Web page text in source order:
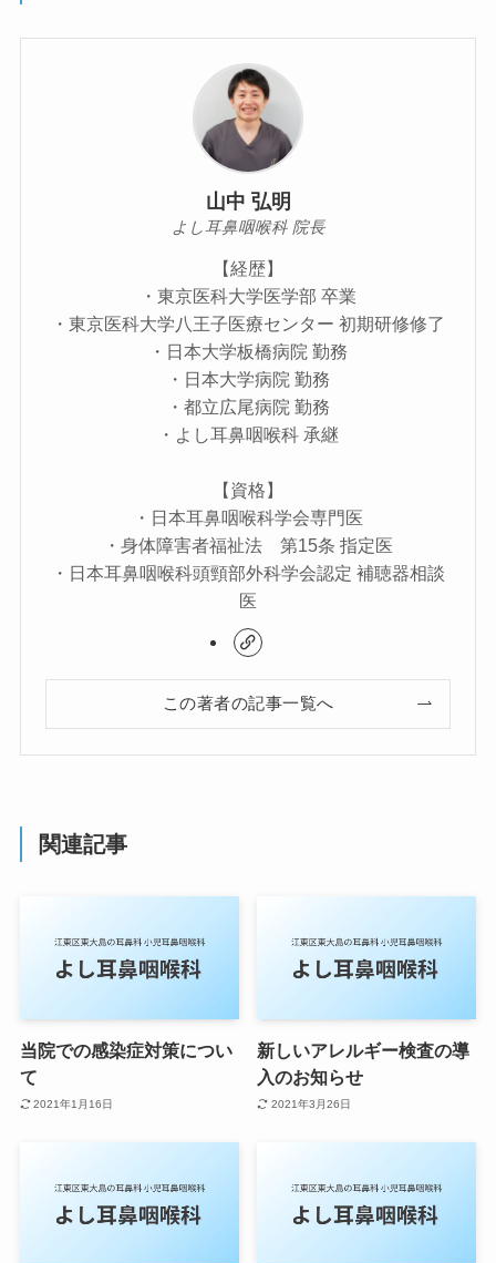
山中 弘明
よし耳鼻咽喉科 院長
【経歴】
・東京医科大学医学部 卒業
・東京医科大学八王子医療センター 初期研修修了
・日本大学板橋病院 勤務
・日本大学病院 勤務
・都立広尾病院 勤務
・よし耳鼻咽喉科 承継
【資格】
・日本耳鼻咽喉科学会専門医
・身体障害者福祉法 第15条 指定医
・日本耳鼻咽喉科頭頸部外科学会認定 補聴器相談
医
この著者の記事一覧へ
関連記事
当院での感染症対策につい
て
2021年1月16日
新しいアレルギー検査の導
入のお知らせ
2021年3月26日